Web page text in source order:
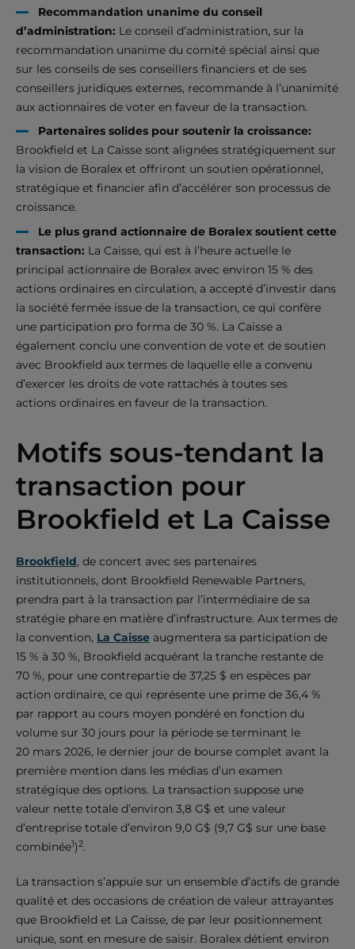
Recommandation unanime du conseil
d’administration: Le conseil d’administration, sur la
recommandation unanime du comité spécial ainsi que
sur les conseils de ses conseillers financiers et de ses
conseillers juridiques externes, recommande à l’unanimité
aux actionnaires de voter en faveur de la transaction.
Partenaires solides pour soutenir la croissance:
Brookfield et La Caisse sont alignées stratégiquement sur
la vision de Boralex et offriront un soutien opérationnel,
stratégique et financier afin d’accélérer son processus de
croissance.
Le plus grand actionnaire de Boralex soutient cette
transaction: La Caisse, qui est à l’heure actuelle le
principal actionnaire de Boralex avec environ 15 % des
actions ordinaires en circulation, a accepté d’investir dans
la société fermée issue de la transaction, ce qui confère
une participation pro forma de 30 %. La Caisse a
également conclu une convention de vote et de soutien
avec Brookfield aux termes de laquelle elle a convenu
d’exercer les droits de vote rattachés à toutes ses
actions ordinaires en faveur de la transaction.
Motifs sous-tendant la
transaction pour
Brookfield et La Caisse
Brookfield, de concert avec ses partenaires
institutionnels, dont Brookfield Renewable Partners,
prendra part à la transaction par l’intermédiaire de sa
stratégie phare en matière d’infrastructure. Aux termes de
la convention, La Caisse augmentera sa participation de
15 % à 30 %, Brookfield acquérant la tranche restante de
70 %, pour une contrepartie de 37,25 $ en espèces par
action ordinaire, ce qui représente une prime de 36,4 %
par rapport au cours moyen pondéré en fonction du
volume sur 30 jours pour la période se terminant le
20 mars 2026, le dernier jour de bourse complet avant la
première mention dans les médias d’un examen
stratégique des options. La transaction suppose une
valeur nette totale d’environ 3,8 G$ et une valeur
d’entreprise totale d’environ 9,0 G$ (9,7 G$ sur une base
combinée1)2.
La transaction s’appuie sur un ensemble d’actifs de grande
qualité et des occasions de création de valeur attrayantes
que Brookfield et La Caisse, de par leur positionnement
unique, sont en mesure de saisir. Boralex détient environ